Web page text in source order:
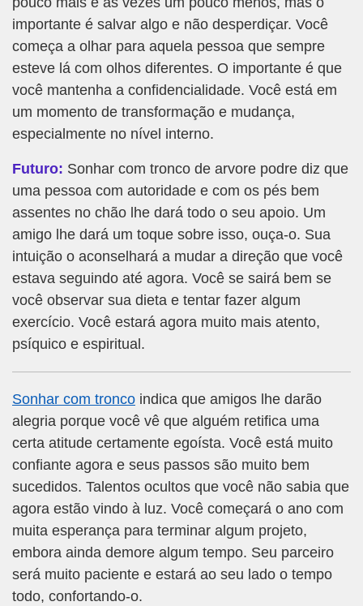
importante é salvar algo e não desperdiçar. Você
começa a olhar para aquela pessoa que sempre
esteve lá com olhos diferentes. O importante é que
você mantenha a confidencialidade. Você está em
um momento de transformação e mudança,
especialmente no nível interno.
Futuro: Sonhar com tronco de arvore podre diz que
uma pessoa com autoridade e com os pés bem
assentes no chão lhe dará todo o seu apoio. Um
amigo lhe dará um toque sobre isso, ouça-o. Sua
intuição o aconselhará a mudar a direção que você
estava seguindo até agora. Você se sairá bem se
você observar sua dieta e tentar fazer algum
exercício. Você estará agora muito mais atento,
psíquico e espiritual.
Sonhar com tronco indica que amigos lhe darão
alegria porque você vê que alguém retifica uma
certa atitude certamente egoísta. Você está muito
confiante agora e seus passos são muito bem
sucedidos. Talentos ocultos que você não sabia que
agora estão vindo à luz. Você começará o ano com
muita esperança para terminar algum projeto,
embora ainda demore algum tempo. Seu parceiro
será muito paciente e estará ao seu lado o tempo
todo, confortando-o.